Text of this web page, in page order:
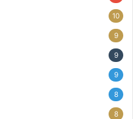
10
9
9
9
8
8